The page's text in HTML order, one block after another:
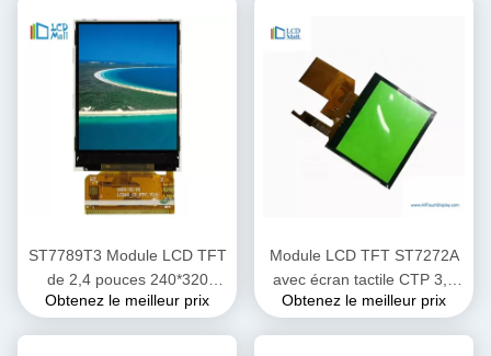
ST7789T3 Module LCD TFT
de 2,4 pouces 240*320
Résolution 40 PIN
Obtenez le meilleur prix
Module LCD TFT ST7272A
avec écran tactile CTP 3,5
pouces Interface RVB
Obtenez le meilleur prix